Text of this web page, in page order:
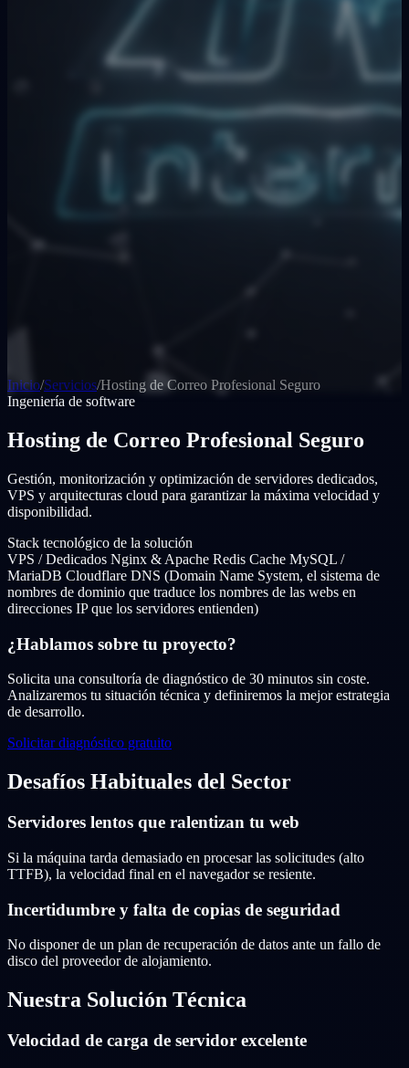
Inicio/Servicios/Hosting de Correo Profesional Seguro
Ingeniería de software
Hosting de Correo Profesional Seguro
Gestión, monitorización y optimización de servidores dedicados,
VPS y arquitecturas cloud para garantizar la máxima velocidad y
disponibilidad.
Stack tecnológico de la solución
VPS / Dedicados Nginx & Apache Redis Cache MySQL /
MariaDB Cloudflare DNS (Domain Name System, el sistema de
nombres de dominio que traduce los nombres de las webs en
direcciones IP que los servidores entienden)
¿Hablamos sobre tu proyecto?
Solicita una consultoría de diagnóstico de 30 minutos sin coste.
Analizaremos tu situación técnica y definiremos la mejor estrategia
de desarrollo.
Solicitar diagnóstico gratuito
Desafíos Habituales del Sector
Servidores lentos que ralentizan tu web
Si la máquina tarda demasiado en procesar las solicitudes (alto
TTFB), la velocidad final en el navegador se resiente.
Incertidumbre y falta de copias de seguridad
No disponer de un plan de recuperación de datos ante un fallo de
disco del proveedor de alojamiento.
Nuestra Solución Técnica
Velocidad de carga de servidor excelente